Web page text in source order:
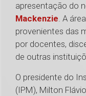
apresentação do
Mackenzie. A
provenientes das
por docentes,
de outras
O presidente do
(IPM), Milton